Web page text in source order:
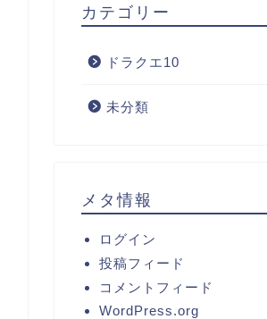
カテゴリー
ドラクエ10
未分類
メタ情報
ログイン
投稿フィード
コメントフィード
WordPress.org